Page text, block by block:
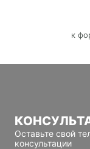
к
Оставьте свой
консультации